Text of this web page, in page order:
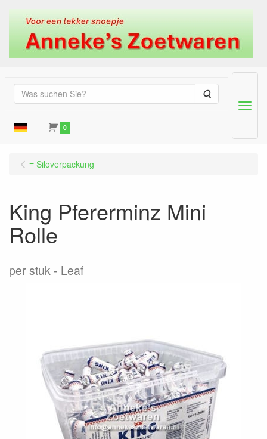
Suche
0
Menu
≡ Siloverpackung
King Pfererminz Mini
Rolle
per stuk Leaf